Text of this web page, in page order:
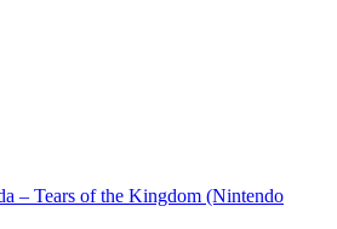
– Tears of the Kingdom (Nintendo